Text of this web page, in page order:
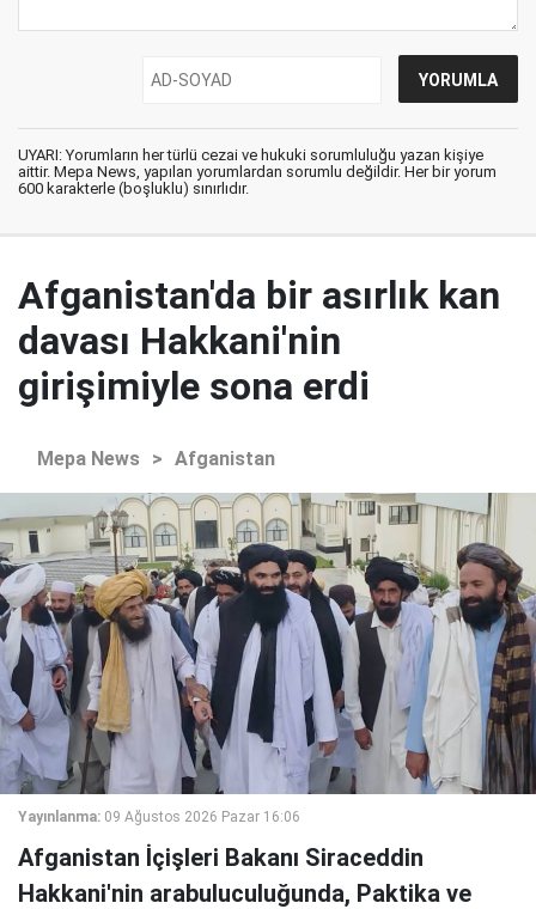
UYARI: Yorumların her türlü cezai ve hukuki sorumluluğu yazan kişiye
aittir. Mepa News, yapılan yorumlardan sorumlu değildir. Her bir yorum
600 karakterle (boşluklu) sınırlıdır.
Afganistan'da bir asırlık kan
davası Hakkani'nin
girişimiyle sona erdi
Mepa News > Afganistan
Yayınlanma: 09 Ağustos 2026 Pazar 16:06
Afganistan İçişleri Bakanı Siraceddin
Hakkani'nin arabuluculuğunda, Paktika ve